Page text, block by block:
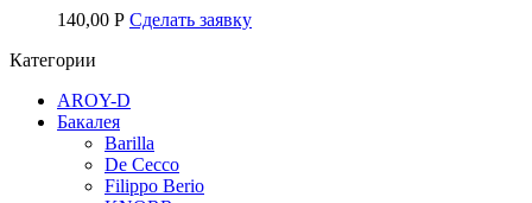
140,00 Р Сделать заявку
Категории
AROY-D
Бакалея
Barilla
De Cecco
Filippo Berio